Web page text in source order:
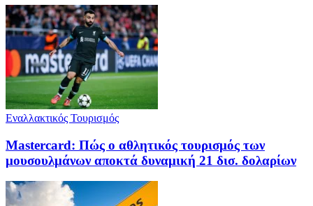
Εναλλακτικός Τουρισμός
Mastercard: Πώς ο αθλητικός τουρισμός των
μουσουλμάνων αποκτά δυναμική 21 δισ. δολαρίων